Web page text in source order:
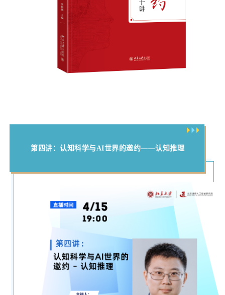
第四讲：认知科学与AI世界的邀约——认知推理